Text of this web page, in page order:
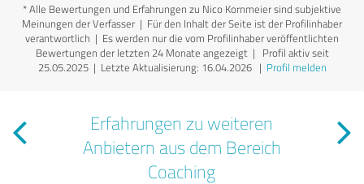
*Alle Bewertungen und Erfahrungen zu Nico Kornmeier sind subjektive
Meinungen der Verfasser | Für den Inhalt der Seite ist der Profilinhaber
verantwortlich | Es werden nur die vom Profilinhaber veröffentlichten
Bewertungen der letzten 24 Monate angezeigt | Profil aktiv seit
25.05.2025 | Letzte Aktualisierung: 16.04.2026| Profil melden
Erfahrungen zu weiteren
Anbietern aus dem Bereich
Coaching